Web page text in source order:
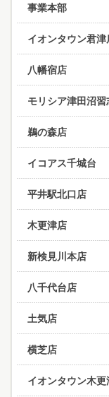
事業本部
イオンタウン君津
八幡宿店
モリシア津田沼習
鵜の森店
イコアス千城台
平井駅北口店
木更津店
新検見川本店
八千代台店
土気店
横芝店
イオンタウン木更